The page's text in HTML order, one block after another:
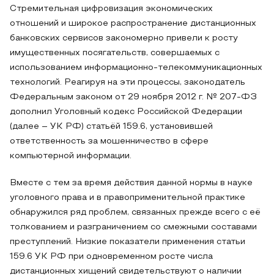
Стремительная цифровизация экономических
отношений и широкое распространение дистанционных
банковских сервисов закономерно привели к росту
имущественных посягательств, совершаемых с
использованием информационно-телекоммуникационных
технологий. Реагируя на эти процессы, законодатель
Федеральным законом от 29 ноября 2012 г. № 207-ФЗ
дополнил Уголовный кодекс Российской Федерации
(далее – УК РФ) статьёй 159.6, установившей
ответственность за мошенничество в сфере
компьютерной информации.
Вместе с тем за время действия данной нормы в науке
уголовного права и в правоприменительной практике
обнаружился ряд проблем, связанных прежде всего с её
толкованием и разграничением со смежными составами
преступлений. Низкие показатели применения статьи
159.6 УК РФ при одновременном росте числа
дистанционных хищений свидетельствуют о наличии